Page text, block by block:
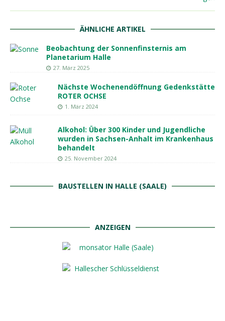
ÄHNLICHE ARTIKEL
Beobachtung der Sonnenfinsternis am
Planetarium Halle
27. März 2025
Nächste Wochenendöffnung Gedenkstätte
ROTER OCHSE
1. März 2024
Alkohol: Über 300 Kinder und Jugendliche
wurden in Sachsen-Anhalt im Krankenhaus
behandelt
25. November 2024
BAUSTELLEN IN HALLE (SAALE)
ANZEIGEN